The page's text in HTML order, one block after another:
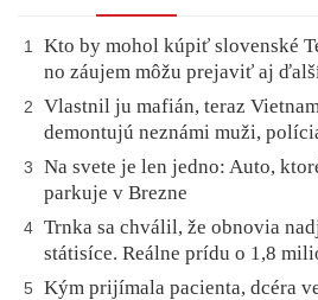
1
Kto by mohol kúpiť slovenské
no záujem môžu prejaviť aj
2
Vlastnil ju mafián, teraz
demontujú neznámi muži,
3
Na svete je len jedno: Auto,
parkuje v Brezne
4 Trnka sa chválil, že obnovia
státisíce. Reálne prídu o 1,8
5
Kým prijímala pacienta, dcéra